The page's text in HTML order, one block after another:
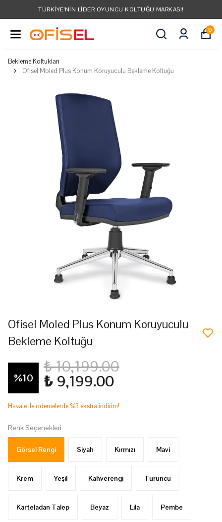
TÜRKIYE'NIN LIDER OYUNCU KOLTUĞU MARKASI!
0
Bekleme Koltukları
Ofisel Moled Plus Konum Koruyuculu Bekleme Koltuğu
Ofisel Moled Plus Konum Koruyuculu
Bekleme Koltuğu
%10
₺ 10,199.00
₺ 9,199.00
Havale ile ödemelerde %3 ekstra indirim!
Renk Seçenekleri
Görsel Rengi Siyah Kırmızı Mavi
Krem Yeşil Kahverengi Turuncu
Karteladan Talep Beyaz Lila Pembe